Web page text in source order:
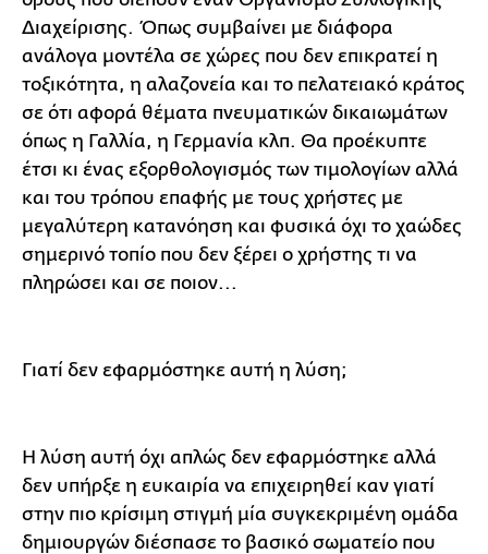
Διαχείρισης. Όπως συμβαίνει με διάφορα
ανάλογα μοντέλα σε χώρες που δεν επικρατεί η
τοξικότητα, η αλαζονεία και το πελατειακό κράτος
σε ότι αφορά θέματα πνευματικών δικαιωμάτων
όπως η Γαλλία, η Γερμανία κλπ. Θα προέκυπτε
έτσι κι ένας εξορθολογισμός των τιμολογίων αλλά
και του τρόπου επαφής με τους χρήστες με
μεγαλύτερη κατανόηση και φυσικά όχι το χαώδες
σημερινό τοπίο που δεν ξέρει ο χρήστης τι να
πληρώσει και σε ποιον...
Γιατί δεν εφαρμόστηκε αυτή η λύση;
Η λύση αυτή όχι απλώς δεν εφαρμόστηκε αλλά
δεν υπήρξε η ευκαιρία να επιχειρηθεί καν γιατί
στην πιο κρίσιμη στιγμή μία συγκεκριμένη ομάδα
δημιουργών διέσπασε το βασικό σωματείο που